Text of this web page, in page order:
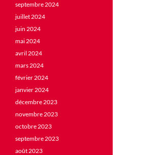
septembre 2024
juillet 2024
juin 2024
mai 2024
avril 2024
mars 2024
février 2024
janvier 2024
décembre 2023
novembre 2023
octobre 2023
septembre 2023
août 2023